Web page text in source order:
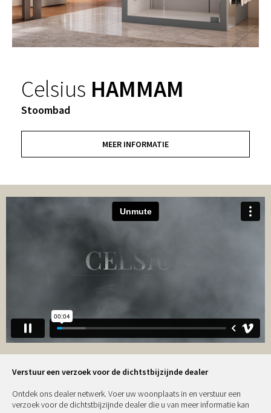
Celsius HAMMAM
Stoombad
MEER INFORMATIE
Verstuur een verzoek voor de dichtstbijzijnde dealer
Ontdek ons dealer netwerk. Voer uw woonplaats in en verstuur een
verzoek voor de dichtstbijzijnde dealer die u van meer informatie kan